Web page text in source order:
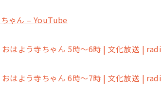
ゃん – YouTube
はよう寺ちゃん 5時～6時 | 文化放送 |
はよう寺ちゃん 6時～7時 | 文化放送 |